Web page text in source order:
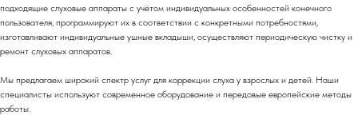
подходящие слуховые аппараты с учётом индивидуальных особенностей конечного
пользователя, программируют их в соответствии с конкретными потребностями,
изготавливают индивидуальные ушные вкладыши, осуществляют периодическую чистку и
ремонт слуховых аппаратов.
Мы предлагаем широкий спектр услуг для коррекции слуха у взрослых и детей. Наши
специалисты используют современное оборудование и передовые европейские методы
работы.